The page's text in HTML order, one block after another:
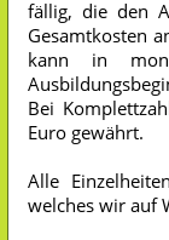
fällig, die den
Gesamtkosten
kann in
Bei
Euro gewährt.
Alle
welches wir auf